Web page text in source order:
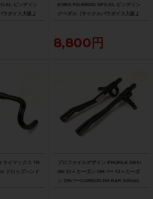
SL ビンディン
ラダイス大阪よ
EGRA PD-R8000 SPD-SL ビンディン
グペダル（サイクルパラダイス大阪よ
8,800円
ライマックス TR
ドロップハンド
プロファイルデザイン PROFILE DESI
GN T2＋カーボン DHバー T2＋カーボ
ン DHバーCARBON DH BAR 340mm